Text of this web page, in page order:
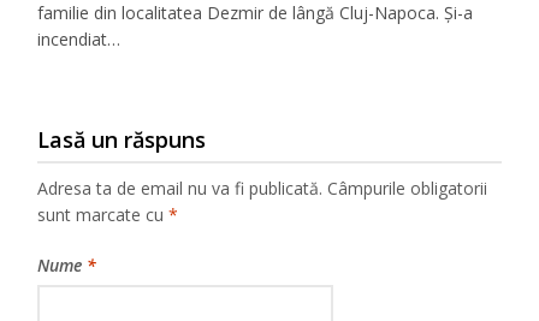
familie din localitatea Dezmir de lângă Cluj-Napoca. Și-a
incendiat…
Lasă un răspuns
Adresa ta de email nu va fi publicată. Câmpurile obligatorii
sunt marcate cu*
Nume *